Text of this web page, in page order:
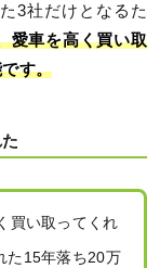
3社だけとなるた
愛車を高く買い取
す。
買い取ってくれ
た15年落ち20万